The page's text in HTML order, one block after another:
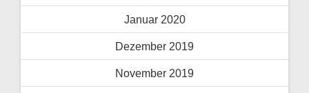
Januar 2020
Dezember 2019
November 2019